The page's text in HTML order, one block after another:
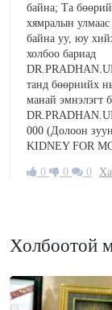
байна; Та
хямралын
байна уу, юу
холбоо бариад
танд бөөрнийх
манай эмнэлэгт
000 (Долоон
KIDNEY FOR
0 0 0
Холбоотой